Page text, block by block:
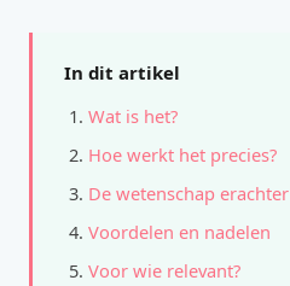
In dit artikel
Wat is het?
Hoe werkt het precies?
De wetenschap erachter
Voordelen en nadelen
Voor wie relevant?